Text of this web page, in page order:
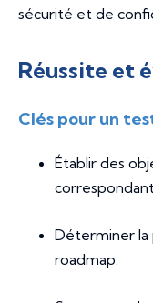
sécurité et de
Réussite et
Clés pour un
Établir des
Déterminer
roadmap.